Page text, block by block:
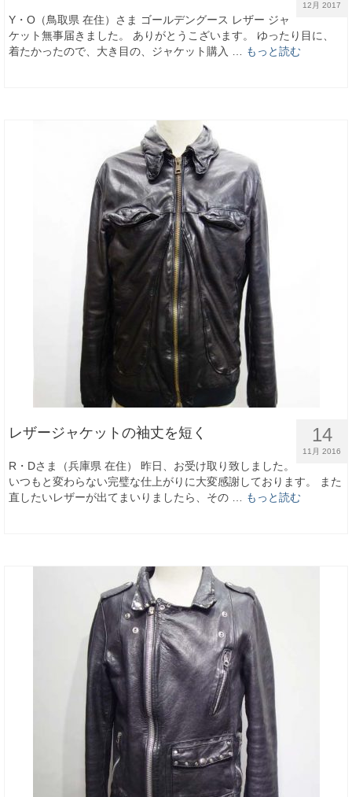
12月 2017
Y・O（鳥取県 在住）さま ゴールデングース レザー ジャ
ケット無事届きました。 ありがとうこざいます。 ゆったり目に、
着たかったので、大き目の、ジャケット購入 …
もっと読む
14
11月 2016
レザージャケットの袖丈を短く
R・Dさま（兵庫県 在住） 昨日、お受け取り致しました。
いつもと変わらない完璧な仕上がりに大変感謝しております。 また
直したいレザーが出てまいりましたら、その …
もっと読む